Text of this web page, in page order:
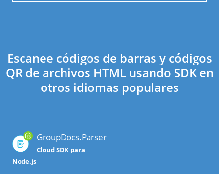
Escanee códigos de barras y códigos
QR de archivos HTML usando SDK en
otros idiomas populares
GroupDocs.Parser
Cloud SDK para
Node.js